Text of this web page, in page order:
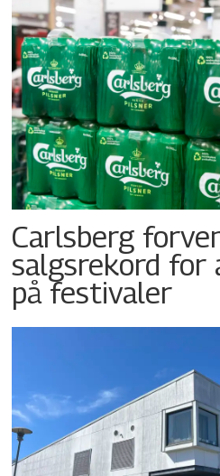
Carlsberg
salgsrekord for
på festivaler